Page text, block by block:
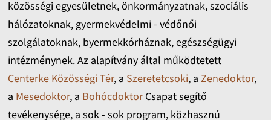
közösségi egyesületnek, önkormányzatnak, szociális
hálózatoknak, gyermekvédelmi - védőnői
szolgálatoknak, byermekkórháznak, egészségügyi
intézménynek. Az alapítvány által működtetett
Centerke Közösségi Tér, a Szeretetcsoki, a Zenedoktor,
a Mesedoktor, a BohócdoktorCsapat segítő
tevékenysége, a sok - sok program, közhasznú